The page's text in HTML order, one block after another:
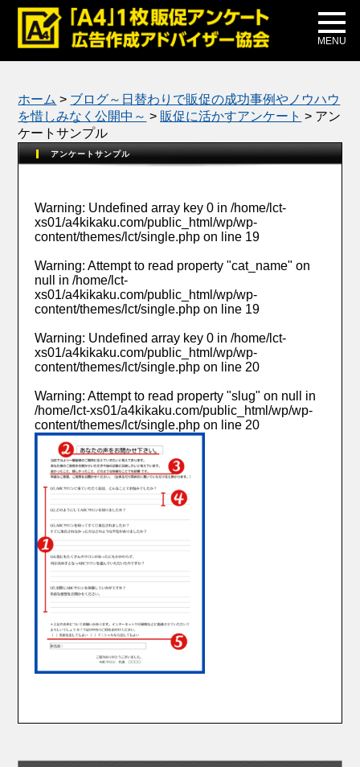
MENU
メディア掲載
公式ブログ
ホーム > ブログ～日替わりで販促の成功事例やノウハウ
を惜しみなく公開中～ > 販促に活かすアンケート > アン
ケートサンプル
アンケートサンプル
Warning: Undefined array key 0 in/home/lct-
xs01/a4kikaku.com/public_html/wp/wp-
content/themes/lct/single.php on line 19
Warning: Attempt to read property "cat_name" on
null in/home/lct-
xs01/a4kikaku.com/public_html/wp/wp-
content/themes/lct/single.php on line 19
Warning: Undefined array key 0 in/home/lct-
xs01/a4kikaku.com/public_html/wp/wp-
content/themes/lct/single.php on line 20
Warning: Attempt to read property "slug" on null in
/home/lct-xs01/a4kikaku.com/public_html/wp/wp-
content/themes/lct/single.php on line 20